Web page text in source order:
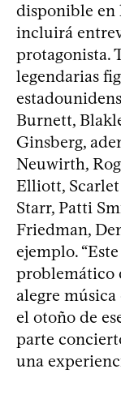
disponible en
incluirá
protagonista.
legendarias
Burnett,
Ginsberg,
Neuwirth,
Elliott,
Starr, Patti
Friedman,
ejemplo.
problemático
alegre
el otoño de
parte
una